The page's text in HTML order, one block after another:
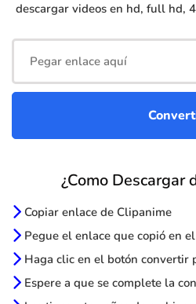
descargar videos en hd, full hd,
¿Como Descargar
Copiar enlace de Clipanime
Pegue el enlace que copió en
Haga clic en el botón convertir
Espere a que se complete la